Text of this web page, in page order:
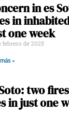
in es
in
one week
febrero de 2025
»
two
in just one